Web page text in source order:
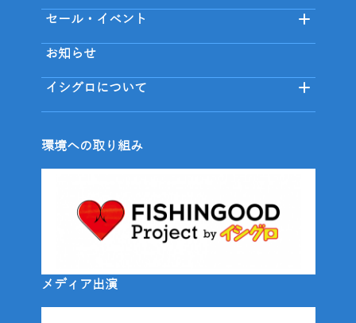
セール・イベント
お知らせ
イシグロについて
環境への取り組み
メディア出演